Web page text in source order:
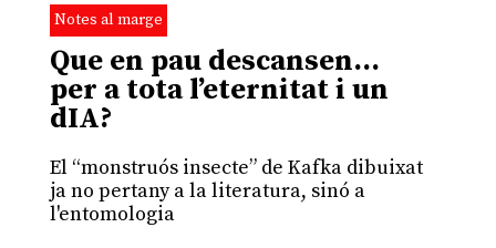
Notes al marge
Que en pau descansen…
per a tota l’eternitat i un
dIA?
El “monstruós insecte” de Kafka dibuixat
ja no pertany a la literatura, sinó a
l'entomologia